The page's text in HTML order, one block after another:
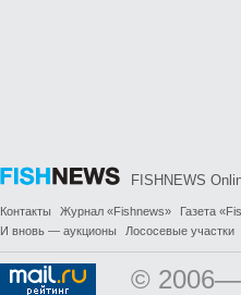
FISHNEWS
Контакты Журнал «Fishnews» Газета
И вновь — аукционы
Лососевые участки
©